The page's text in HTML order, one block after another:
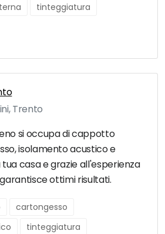
tinteggiatura
Trento
si occupa di cappotto
isolamento acustico e
casa e grazie all'esperienza
ottimi risultati.
cartongesso
tinteggiatura